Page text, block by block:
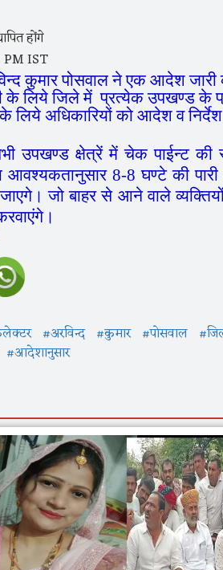
PM IST
ने एक आदेश जारी
के लिये जिले में प्रत्येक उपखण्ड के
अधिकारियों को आदेश व
क्षेत्रें में चेक पाईन्ट की
आवश्यकतानुसार 8-8 घण्टे की
जो बाहर से आने वाले
#अरविन्द #कुमार #पोसवाल
#आदेशानुसार